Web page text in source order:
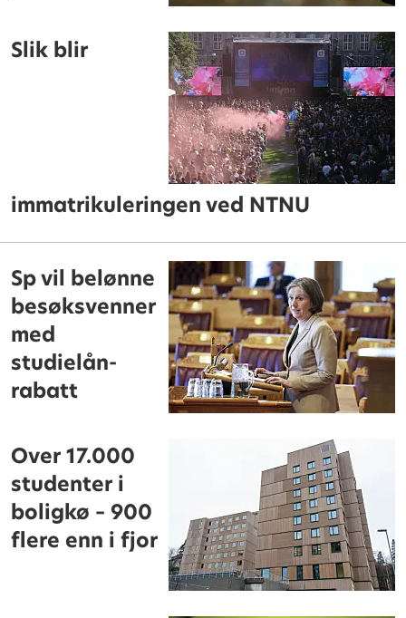
Slik blir
immatrikuleringen ved NTNU
Sp vil belønne
besøksvenner
med
studielån-
rabatt
Over 17.000
studenter i
boligkø – 900
flere enn i fjor